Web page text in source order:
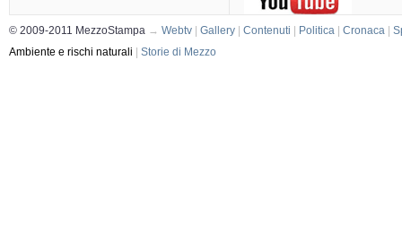
© 2009-2011 MezzoStampa → Webtv Gallery Contenuti Politica Cronaca
Ambiente e rischi naturali Storie di Mezzo